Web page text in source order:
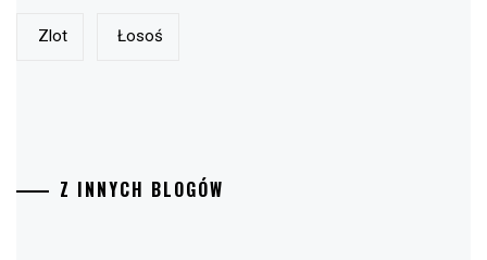
Zlot Łosoś
Z INNYCH BLOGÓW